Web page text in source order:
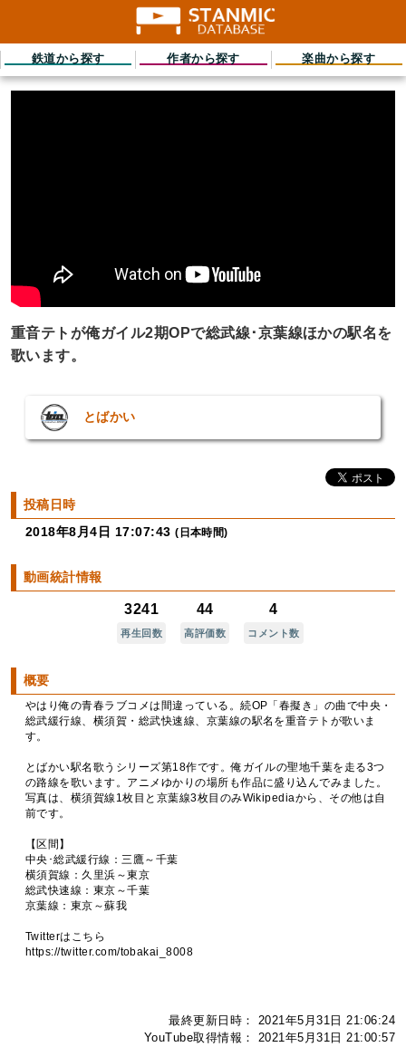
鉄道から探す 作者から探す 楽曲から探す
重音テトが俺ガイル2期OPで総武線･京葉線ほかの駅名を
歌います。
とばかい
投稿日時
2018年8月4日 17:07:43(日本時間)
動画統計情報
3241
再生回数
44
高評価数
4
コメント数
概要
やはり俺の青春ラブコメは間違っている。続OP「春擬き」の曲で中央・
総武緩行線、横須賀・総武快速線、京葉線の駅名を重音テトが歌いま
す。
とばかい駅名歌うシリーズ第18作です。俺ガイルの聖地千葉を走る3つ
の路線を歌います。アニメゆかりの場所も作品に盛り込んでみました。
写真は、横須賀線1枚目と京葉線3枚目のみWikipediaから、その他は自
前です。
【区間】
中央･総武緩行線：三鷹～千葉
横須賀線：久里浜～東京
総武快速線：東京～千葉
京葉線：東京～蘇我
Twitterはこちら
https://twitter.com/tobakai_8008
最終更新日時： 2021年5月31日 21:06:24
YouTube取得情報： 2021年5月31日 21:00:57